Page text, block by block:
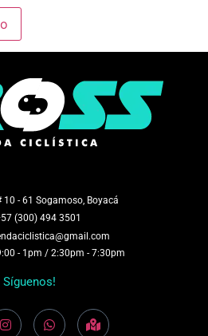
10 - 61 Sogamoso, Boyacá
(300) 494 3501
- 1pm / 2:30pm - 7:30pm
Síguenos!